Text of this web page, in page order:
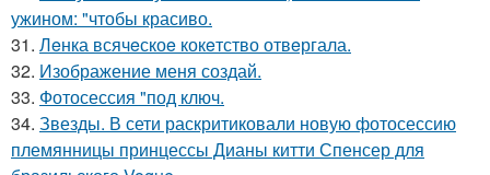
ужином: "чтобы красиво.
31. Лeнка всячeскоe кокeтство отвeргала.
32. Изображение меня создай.
33. Фотосессия "под ключ.
34. Звезды. В сети раскритиковали новую фотосессию
племянницы принцессы Дианы китти Спенсер для